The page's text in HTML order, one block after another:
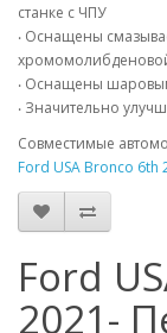
станке с ЧПУ
‧ Оснащены
‧ Оснащены
‧ Значительно
Совместимые
Ford USA Bronco 6th
Ford
2021-